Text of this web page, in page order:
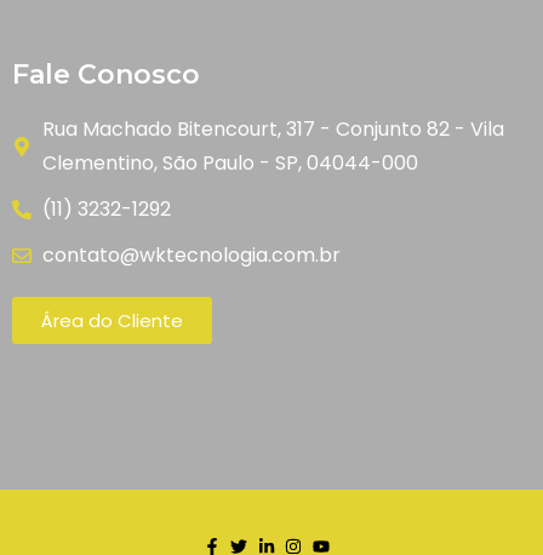
Fale Conosco
Rua Machado Bitencourt, 317 - Conjunto 82 - Vila
Clementino, São Paulo - SP, 04044-000
(11) 3232-1292
contato@wktecnologia.com.br
Área do Cliente